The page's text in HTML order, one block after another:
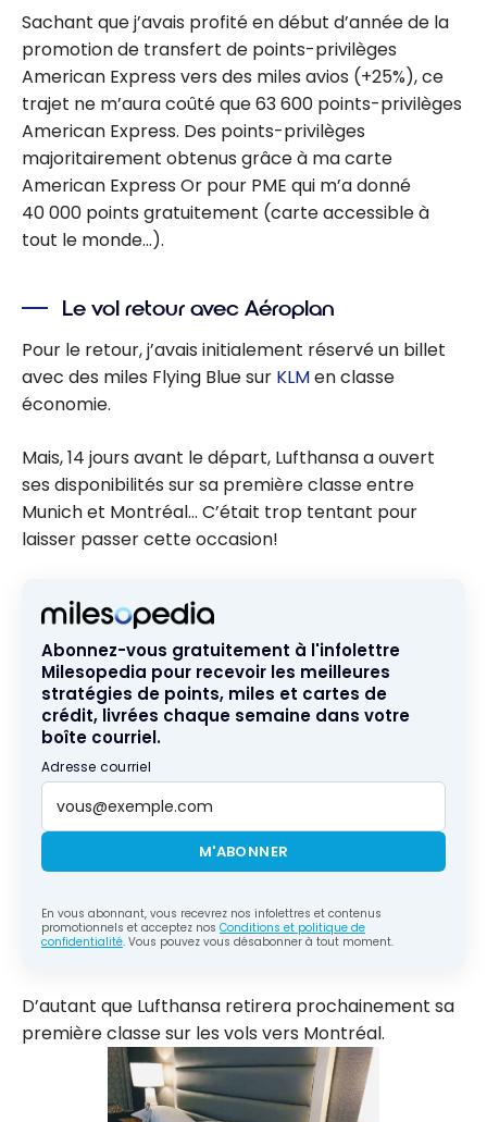
Sachant que j’avais profité en début d’année de la
promotion de transfert de points-privilèges
American Express vers des miles avios (+25%), ce
trajet ne m’aura coûté que 63 600 points-privilèges
American Express. Des points-privilèges
majoritairement obtenus grâce à ma carte
American Express Or pour PME qui m’a donné
40 000 points gratuitement (carte accessible à
tout le monde…).
Le vol retour avec Aéroplan
Pour le retour, j’avais initialement réservé un billet
avec des miles Flying Blue sur KLMen classe
économie.
Mais, 14 jours avant le départ, Lufthansa a ouvert
ses disponibilités sur sa première classe entre
Munich et Montréal… C’était trop tentant pour
laisser passer cette occasion!
Abonnez-vous gratuitement à l'infolettre
Milesopedia pour recevoir les meilleures
stratégies de points, miles et cartes de
crédit, livrées chaque semaine dans votre
boîte courriel.
Adresse courriel
M'ABONNER
En vous abonnant, vous recevrez nos infolettres et contenus
promotionnels et acceptez nos Conditions et politique de
confidentialité. Vous pouvez vous désabonner à tout moment.
D’autant que Lufthansa retirera prochainement sa
première classe sur les vols vers Montréal.